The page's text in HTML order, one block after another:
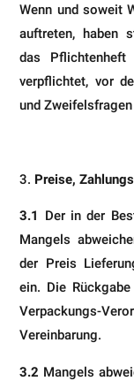
Wenn und soweit
auftreten, haben
das
verpflichtet, vor
und
Preise,
3.1
Der in der
Mangels
der Preis
ein. Die
Verpackungs-
Vereinbarung.
3.2 Mangels